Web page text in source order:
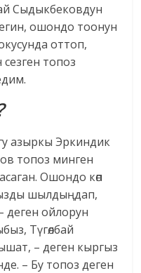
Сыдыкбековдун
ошондо тоонун
оттоп,
сезген топоз
азыркы Эркиндик
топоз минген
Ошондо көп
шылдыңдап,
деген ойлорун
Түгөлбай
– деген кыргыз
– Бу топоз деген